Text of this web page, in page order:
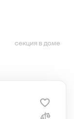
секция в доме